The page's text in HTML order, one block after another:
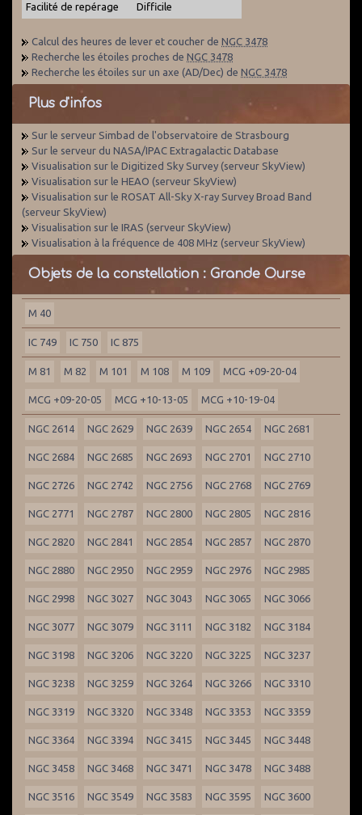
Facilité de repérage Difficile
Calcul des heures de lever et coucher de NGC 3478
Recherche les étoiles proches de NGC 3478
Recherche les étoiles sur un axe (AD/Dec) de NGC 3478
Plus d'infos
Sur le serveur Simbad de l'observatoire de Strasbourg
Sur le serveur du NASA/IPAC Extragalactic Database
Visualisation sur le Digitized Sky Survey (serveur SkyView)
Visualisation sur le HEAO (serveur SkyView)
Visualisation sur le ROSAT All-Sky X-ray Survey Broad Band
(serveur SkyView)
Visualisation sur le IRAS (serveur SkyView)
Visualisation à la fréquence de 408 MHz (serveur SkyView)
Objets de la constellation : Grande Ourse
M 40
IC 749 IC 750 IC 875
M 81 M 82 M 101 M 108 M 109 MCG +09-20-04
MCG +09-20-05 MCG +10-13-05 MCG +10-19-04
NGC 2614 NGC 2629 NGC 2639 NGC 2654 NGC 2681
NGC 2684 NGC 2685 NGC 2693 NGC 2701 NGC 2710
NGC 2726 NGC 2742 NGC 2756 NGC 2768 NGC 2769
NGC 2771 NGC 2787 NGC 2800 NGC 2805 NGC 2816
NGC 2820 NGC 2841 NGC 2854 NGC 2857 NGC 2870
NGC 2880 NGC 2950 NGC 2959 NGC 2976 NGC 2985
NGC 2998 NGC 3027 NGC 3043 NGC 3065 NGC 3066
NGC 3077 NGC 3079 NGC 3111 NGC 3182 NGC 3184
NGC 3198 NGC 3206 NGC 3220 NGC 3225 NGC 3237
NGC 3238 NGC 3259 NGC 3264 NGC 3266 NGC 3310
NGC 3319 NGC 3320 NGC 3348 NGC 3353 NGC 3359
NGC 3364 NGC 3394 NGC 3415 NGC 3445 NGC 3448
NGC 3458 NGC 3468 NGC 3471 NGC 3478 NGC 3488
NGC 3516 NGC 3549 NGC 3583 NGC 3595 NGC 3600